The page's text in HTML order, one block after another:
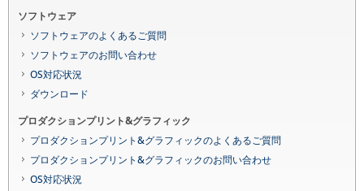
ソフトウェア
ソフトウェアのよくあるご質問
ソフトウェアのお問い合わせ
OS対応状況
ダウンロード
プロダクションプリント&グラフィック
プロダクションプリント&グラフィックのよくあるご質問
プロダクションプリント&グラフィックのお問い合わせ
OS対応状況